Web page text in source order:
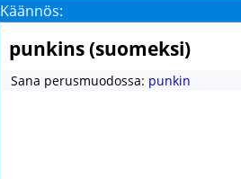
Käännös:
punkins (suomeksi)
Sana perusmuodossa: punkin